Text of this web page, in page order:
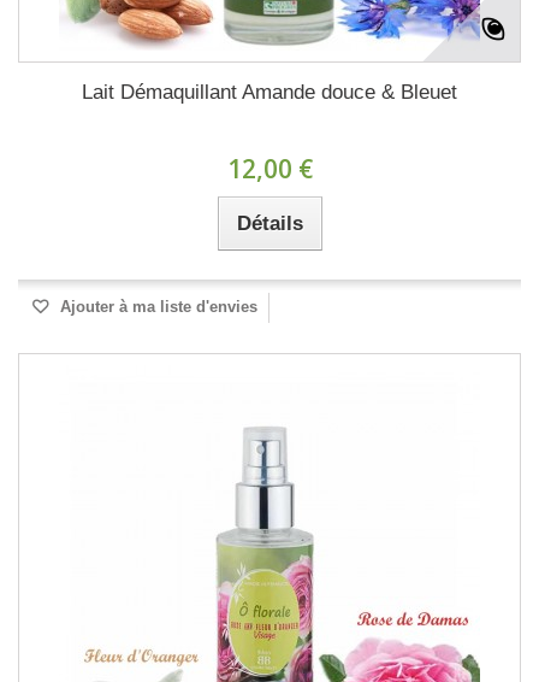
Lait Démaquillant Amande douce & Bleuet
12,00 €
Détails
Ajouter à ma liste d'envies